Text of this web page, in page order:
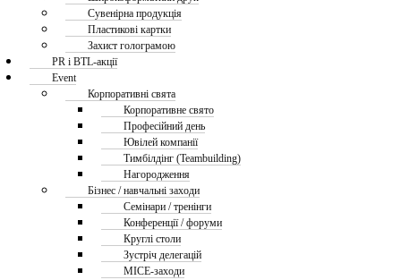
Сувенірна продукція
Пластикові картки
Захист голограмою
PR і BTL-акції
Event
Корпоративні свята
Корпоративне свято
Професійний день
Ювілей компанії
Тимбілдінг (Teambuilding)
Нагородження
Бізнес / навчальні заходи
Семінари / тренінги
Конференції / форуми
Круглі столи
Зустріч делегацій
MICE-заходи